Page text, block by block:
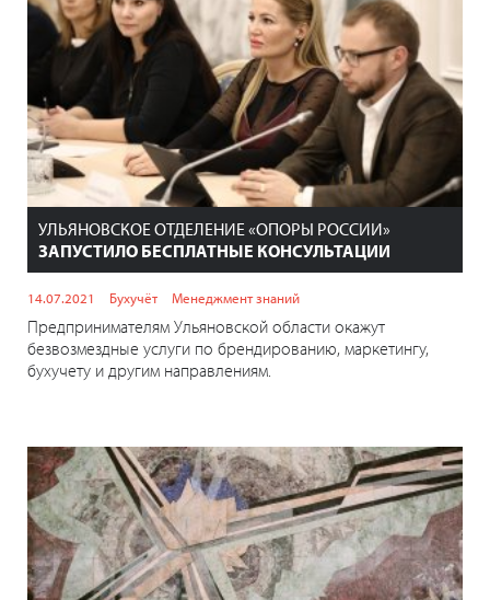
УЛЬЯНОВСКОЕ ОТДЕЛЕНИЕ «ОПОРЫ РОССИИ»
ЗАПУСТИЛО БЕСПЛАТНЫЕ КОНСУЛЬТАЦИИ
14.07.2021 Бухучёт Менеджмент знаний
Предпринимателям Ульяновской области окажут
безвозмездные услуги по брендированию, маркетингу,
бухучету и другим направлениям.